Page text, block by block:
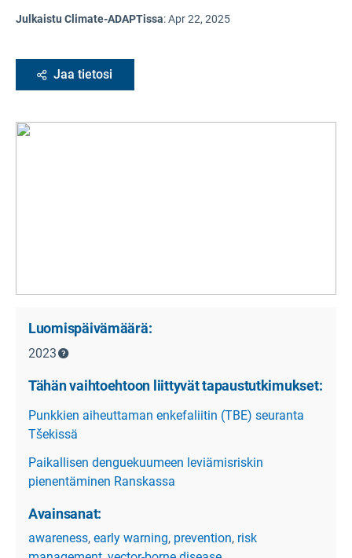
Julkaistu Climate-ADAPTissa:Apr 22, 2025
Jaa tietosi
Luomispäivämäärä:
2023
Tähän vaihtoehtoon liittyvät tapaustutkimukset:
Punkkien aiheuttaman enkefaliitin (TBE) seuranta
Tšekissä
Paikallisen denguekuumeen leviämisriskin
pienentäminen Ranskassa
Avainsanat:
awareness, early warning, prevention, risk